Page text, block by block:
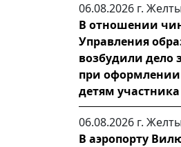
06.08.2026 г.
В отношении
Управления
возбудили дело
при оформлении
детям
06.08.2026 г.
В аэропорту